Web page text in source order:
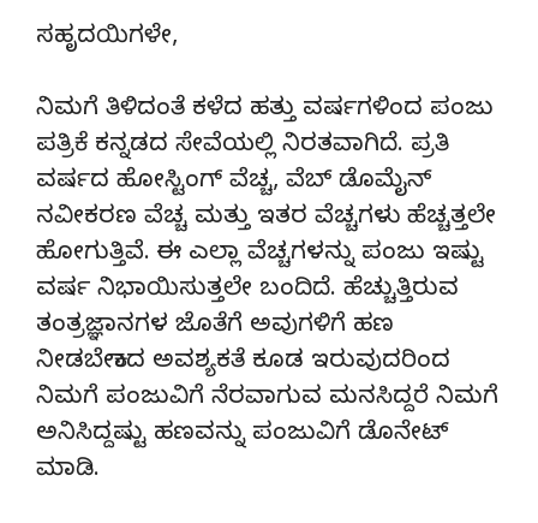
ಸಹೃದಯಿಗಳೇ,
ನಿಮಗೆ ತಿಳಿದಂತೆ ಕಳೆದ ಹತ್ತು ವರ್ಷಗಳಿಂದ ಪಂಜು
ಪತ್ರಿಕೆ ಕನ್ನಡದ ಸೇವೆಯಲ್ಲಿ ನಿರತವಾಗಿದೆ. ಪ್ರತಿ
ವರ್ಷದ ಹೋಸ್ಟಿಂಗ್‌ ವೆಚ್ಚ, ವೆಬ್‌ ಡೊಮೈನ್‌
ನವೀಕರಣ ವೆಚ್ಚ ಮತ್ತು ಇತರ ವೆಚ್ಚಗಳು ಹೆಚ್ಚತ್ತಲೇ
ಹೋಗುತ್ತಿವೆ. ಈ ಎಲ್ಲಾ ವೆಚ್ಚಗಳನ್ನು ಪಂಜು ಇಷ್ಟು
ವರ್ಷ ನಿಭಾಯಿಸುತ್ತಲೇ ಬಂದಿದೆ. ಹೆಚ್ಚುತ್ತಿರುವ
ತಂತ್ರಜ್ಞಾನಗಳ ಜೊತೆಗೆ ಅವುಗಳಿಗೆ ಹಣ
ನೀಡಬೇಕಾದ ಅವಶ್ಯಕತೆ ಕೂಡ ಇರುವುದರಿಂದ
ನಿಮಗೆ ಪಂಜುವಿಗೆ ನೆರವಾಗುವ ಮನಸಿದ್ದರೆ ನಿಮಗೆ
ಅನಿಸಿದ್ದಷ್ಟು ಹಣವನ್ನು ಪಂಜುವಿಗೆ ಡೊನೇಟ್‌
ಮಾಡಿ.